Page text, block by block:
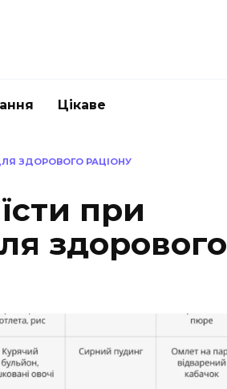
Цікаве
ЗДОРОВОГО РАЦІОНУ
при
здорового